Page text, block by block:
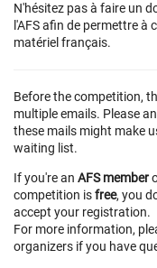
N'hésitez pas à faire un
l'AFS afin de permettre à
matériel français.
Before the competition,
multiple emails. Please
these mails might make
waiting list.
If you're an AFS member
competition isfree, you
accept your registration.
For more information,
organizers if you have